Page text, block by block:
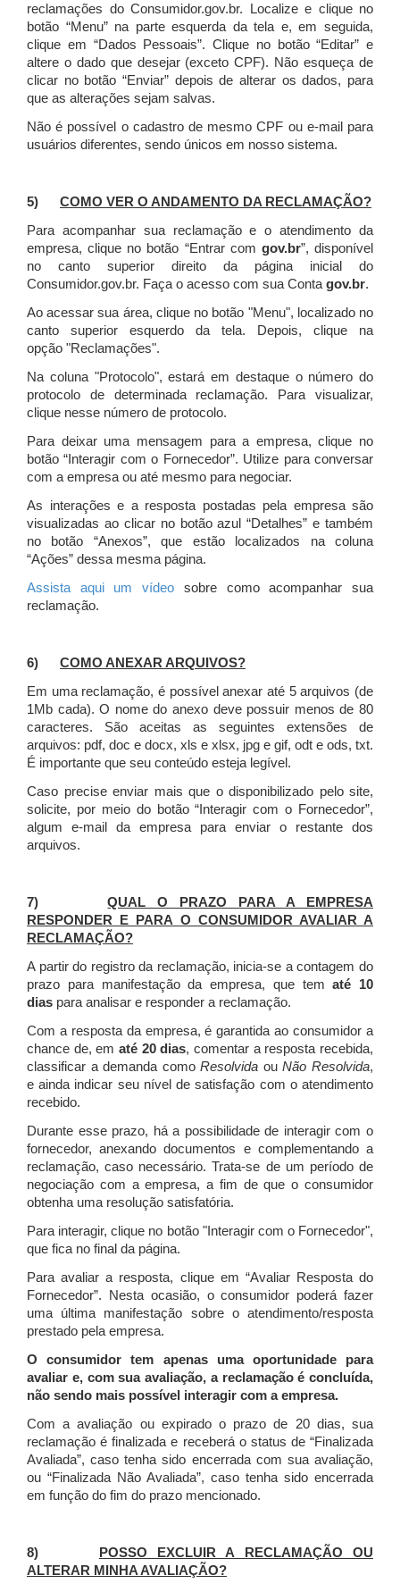
reclamações do Consumidor.gov.br.
Localize e clique no
botão “Menu” na parte esquerda da tela e, em seguida,
clique em “Dados Pessoais”. Clique no botão “Editar” e
altere o dado que desejar (exceto CPF). Não esqueça de
clicar no botão “Enviar” depois de alterar os dados, para
que as alterações sejam salvas.
Não é possível o cadastro de mesmo CPF ou e-mail para
usuários diferentes, sendo únicos em nosso sistema.
5) COMO VER O ANDAMENTO DA RECLAMAÇÃO?
Para acompanhar sua reclamação e o atendimento da
empresa, clique no botão “Entrar com gov.br”, disponível
no canto superior direito da página inicial do
Consumidor.gov.br. Faça o acesso com sua Contagov.br.
Ao acessar sua área, clique no botão "Menu", localizado no
canto superior esquerdo da tela. Depois, clique na
opção "Reclamações".
Na coluna "Protocolo", estará em destaque o número do
protocolo de determinada reclamação. Para visualizar,
clique nesse número de protocolo.
Para deixar uma mensagem para a empresa, clique no
botão “Interagir com o Fornecedor”. Utilize para conversar
com a empresa ou até mesmo para negociar.
As interações e a resposta postadas pela empresa são
visualizadas ao clicar no botão azul “Detalhes” e também
no botão “Anexos”, que estão localizados na coluna
“Ações” dessa mesma página.
Assista aqui um vídeo sobre como acompanhar sua
reclamação.
6) COMO ANEXAR ARQUIVOS?
Em uma reclamação, é possível anexar até 5 arquivos (de
1Mb cada). O nome do anexo deve possuir menos de 80
caracteres. São aceitas as seguintes extensões de
arquivos: pdf, doc e docx, xls e xlsx, jpg e gif, odt e ods, txt.
É importante que seu conteúdo esteja legível.
Caso precise enviar mais que o disponibilizado pelo site,
solicite, por meio do botão “Interagir com o Fornecedor”,
algum e-mail da empresa para enviar o restante dos
arquivos.
7)QUAL O PRAZO PARA A EMPRESA
RESPONDER E PARA O CONSUMIDOR AVALIAR A
RECLAMAÇÃO?
A partir do registro da reclamação, inicia-se a contagem do
prazo para manifestação da empresa, que tematé 10
dias para analisar e responder a reclamação.
Com a resposta da empresa, é garantida ao consumidor a
chance de, em até 20 dias, comentar a resposta recebida,
classificar a demanda comoResolvida ouNão Resolvida,
e ainda indicar seu nível de satisfação com o atendimento
recebido.
Durante esse prazo, há a possibilidade de interagir com o
fornecedor, anexando documentos e complementando a
reclamação, caso necessário.Trata-se de um período de
negociação com a empresa, a fim de que o consumidor
obtenha uma resolução satisfatória.
Para interagir, clique no botão "Interagir com o Fornecedor",
que fica no final da página.
Para avaliar a resposta, clique em “Avaliar Resposta do
Fornecedor”. Nesta ocasião, o consumidor poderá fazer
uma última manifestação sobre o atendimento/resposta
prestado pela empresa.
O consumidor tem apenas uma oportunidade para
avaliar e, com sua avaliação, a reclamação é concluída,
não sendo mais possível interagir com a empresa.
Com a avaliação ou expirado o prazo de 20 dias, sua
reclamação é finalizada e receberá o status de “Finalizada
Avaliada”, caso tenha sido encerrada com sua avaliação,
ou “Finalizada Não Avaliada”, caso tenha sido encerrada
em função do fim do prazo mencionado.
8)
POSSO EXCLUIR A RECLAMAÇÃO OU
ALTERAR MINHA AVALIAÇÃO?